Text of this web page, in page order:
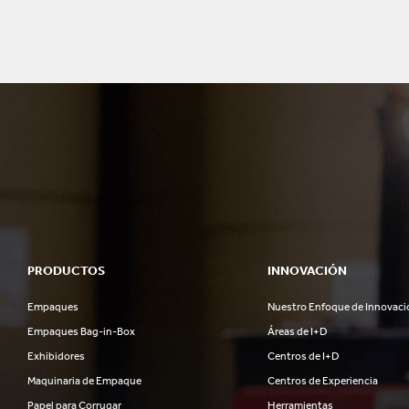
PRODUCTOS
Empaques
Empaques Bag-in-Box
Exhibidores
Maquinaria de Empaque
Papel para Corrugar
INNOVACIÓN
Nuestro Enfoque de
Áreas de I+D
Centros de I+D
Centros de Experiencia
Herramientas